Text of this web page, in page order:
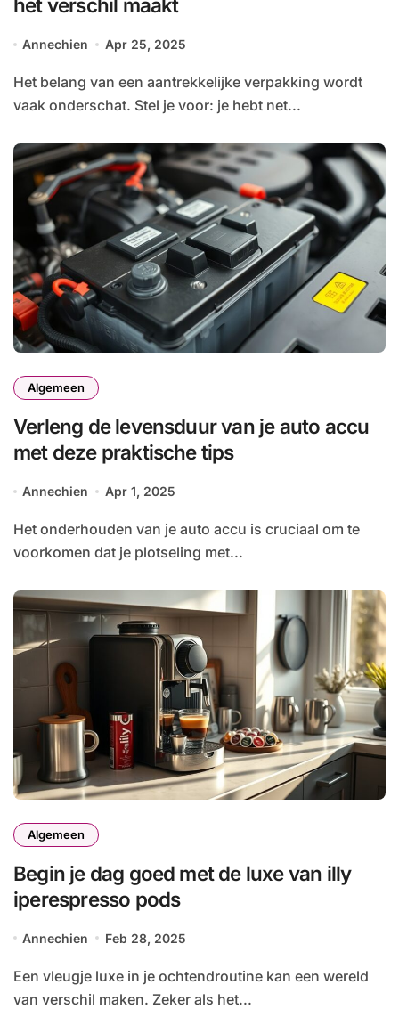
het verschil maakt
Annechien Apr 25, 2025
Het belang van een aantrekkelijke verpakking wordt
vaak onderschat. Stel je voor: je hebt net...
Algemeen
Verleng de levensduur van je auto accu
met deze praktische tips
Annechien Apr 1, 2025
Het onderhouden van je auto accu is cruciaal om te
voorkomen dat je plotseling met...
Algemeen
Begin je dag goed met de luxe van illy
iperespresso pods
Annechien Feb 28, 2025
Een vleugje luxe in je ochtendroutine kan een wereld
van verschil maken. Zeker als het...